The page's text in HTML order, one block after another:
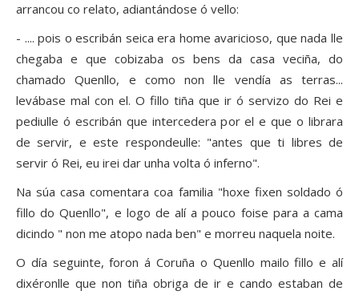
arrancou co relato, adiantándose ó vello:
- .... pois o escribán seica era home avaricioso, que nada lle
chegaba e que cobizaba os bens da casa veciña, do
chamado Quenllo, e como non lle vendía as terras...
levábase mal con el. O fillo tiña que ir ó servizo do Rei e
pediulle ó escribán que intercedera por el e que o librara
de servir, e este respondeulle: "antes que ti libres de
servir ó Rei, eu irei dar unha volta ó inferno".
Na súa casa comentara coa familia "hoxe fixen soldado ó
fillo do Quenllo", e logo de alí a pouco foise para a cama
dicindo " non me atopo nada ben" e morreu naquela noite.
O día seguinte, foron á Coruña o Quenllo mailo fillo e alí
dixéronlle que non tiña obriga de ir e cando estaban de